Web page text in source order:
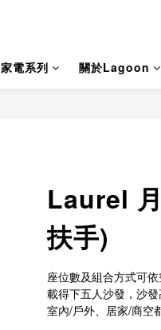
家電系列 關於Lagoon
Laurel
扶手)
座位數及組合方式可
載得下五人沙發，沙
室內/戶外、居家/商空